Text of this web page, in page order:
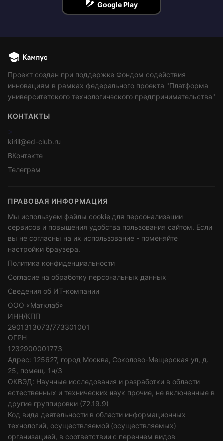
Google Play
Проект создан при поддержке Фондом содействия
инновациям в рамках федерального проекта "Платформа
университетского технологического предпринимательства"
КОНТАКТЫ
>
kirill@ed-club.ru
ВКонтакте
Телеграм
ПРАВОВАЯ ИНФОРМАЦИЯ
Мы используем файлы cookie для персонализации
сервисов и повышения удобства пользования сайтом. Если
вы не согласны на их использование - поменяйте
настройки браузера.
Политика конфиденциальности
Согласие на обработку персональных данных
Сведения об ИТ-компании
ООО «Матклаб»
ИНН/КПП
2901313073/773301001
ОГРН
1232900001773
Адрес: 125627, город Москва, Соколово-Мещерская ул, д.
25, помещ. 1н/3
ОКВЭД: Научные исследования и разработки в области
естественных и технических наук прочие, не включенные в
другие группировки (72.19.9)
Код вида деятельности в области информационных
технологий, осуществляемой (осуществляемых)
организацией, в соответствии с перечнем видов